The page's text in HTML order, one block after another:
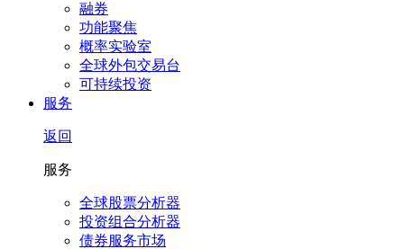
融券
功能聚焦
概率实验室
全球外包交易台
可持续投资
服务
返回
服务
全球股票分析器
投资组合分析器
债券服务市场